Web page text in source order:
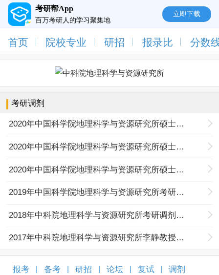
考研帮App
百万考研人的学习聚集地
立即下载
首页 院校专业 研招 报录比 分数
考研调剂
2020年中国科学院地理科学与资源研究所硕士研究生招生调剂需求信息与申请注意事项
2020年中国科学院地理科学与资源研究所硕士统考生调剂复试名单
2020年中国科学院地理科学与资源研究所硕士研究生招生接受调剂的说明
2019年中国科学院地理科学与资源研究所考研调剂需求信息
2018年中科院地理科学与资源研究所考研调剂信息
2017年中科院地理科学与资源研究所李静教授课题组考研调剂信息
报考 备考 研招 论坛 复试 调剂